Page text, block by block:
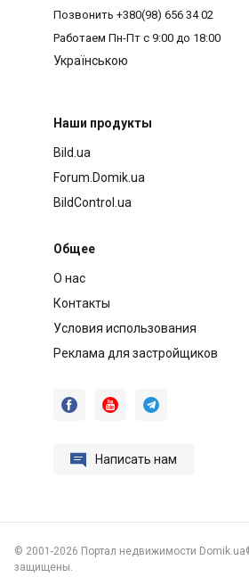
Позвонить +380(98) 656 34 02
Работаем Пн-Пт с 9:00 до 18:00
Українською
Наши продукты
Bild.ua
Forum.Domik.ua
BildControl.ua
Общее
О нас
Контакты
Условия использования
Реклама для застройщиков
  
 Написать нам
© 2001-2026 Портал недвижимости
защищены.